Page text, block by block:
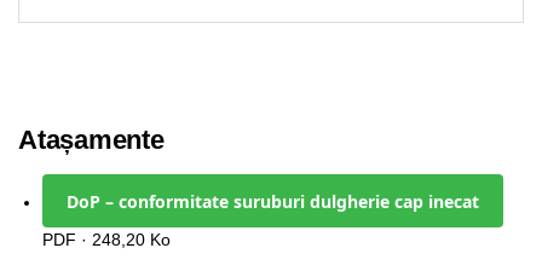
Atașamente
DoP – conformitate suruburi dulgherie cap inecat
PDF · 248,20 Ko